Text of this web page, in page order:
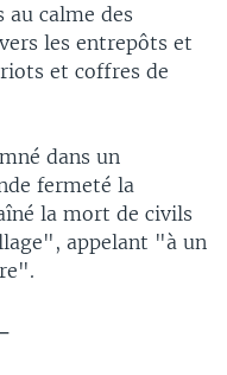
calme des
les entrepôts et
et coffres de
dans un
fermeté la
la mort de civils
appelant "à un